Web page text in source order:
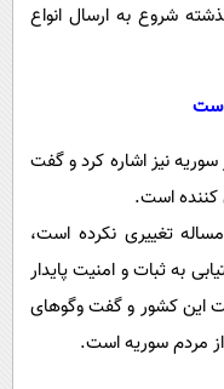
شروع به ارسال انواع
نیز اشاره کرد و گفت
کننده است.
تغییری نکرده است،
به ثبات و امنیت پایدار
این کشور و گفت وگوهای
مردم سوریه است.